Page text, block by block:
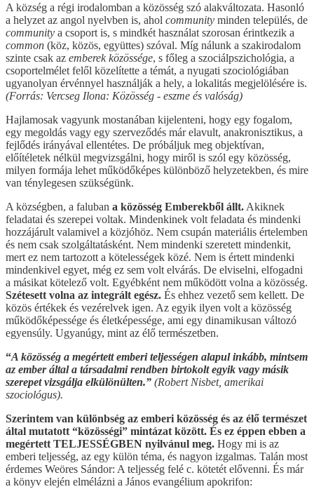
A község a régi irodalomban a közösség szó alakváltozata. Hasonló
a helyzet az angol nyelvben is, ahol community minden település, de
community a csoport is, s mindkét használat szorosan érintkezik a
common (köz, közös, együttes) szóval. Míg nálunk a szakirodalom
szinte csak az emberek közössége, s főleg a szociálpszichológia, a
csoportelmélet felől közelítette a témát, a nyugati szociológiában
ugyanolyan érvénnyel használják a hely, a lokalitás megjelölésére is.
(Forrás: Vercseg Ilona: Közösség - eszme és valóság)
Hajlamosak vagyunk mostanában kijelenteni, hogy egy fogalom,
egy megoldás vagy egy szerveződés már elavult, anakronisztikus, a
fejlődés irányával ellentétes. De próbáljuk meg objektívan,
előítéletek nélkül megvizsgálni, hogy miről is szól egy közösség,
milyen formája lehet működőképes különböző helyzetekben, és mire
van ténylegesen szükségünk.
A községben, a faluban a közösség Emberekből állt. Akiknek
feladatai és szerepei voltak. Mindenkinek volt feladata és mindenki
hozzájárult valamivel a közjóhöz. Nem csupán materiális értelemben
és nem csak szolgáltatásként. Nem mindenki szeretett mindenkit,
mert ez nem tartozott a kötelességek közé. Nem is értett mindenki
mindenkivel egyet, még ez sem volt elvárás. De elviselni, elfogadni
a másikat kötelező volt. Egyébként nem működött volna a közösség.
Szétesett volna az integrált egész. És ehhez vezető sem kellett. De
közös értékek és vezérelvek igen. Az egyik ilyen volt a közösség
működőképessége és életképessége, ami egy dinamikusan változó
egyensúly. Ugyanúgy, mint az élő természetben.
“A közösség a megértett emberi teljességen alapul inkább, mintsem
az ember által a társadalmi rendben birtokolt egyik vagy másik
szerepet vizsgálja elkülönülten.” (Robert Nisbet, amerikai
szociológus).
Szerintem van különbség az emberi közösség és az élő természet
által mutatott “közösségi” mintázat között. És ez éppen ebben a
megértett TELJESSÉGBEN nyilvánul meg. Hogy mi is az
emberi teljesség, az egy külön téma, és nagyon izgalmas. Talán most
érdemes Weöres Sándor: A teljesség felé c. kötetét elővenni. És már
a könyv elején elmélázni a János evangélium apokrifon: